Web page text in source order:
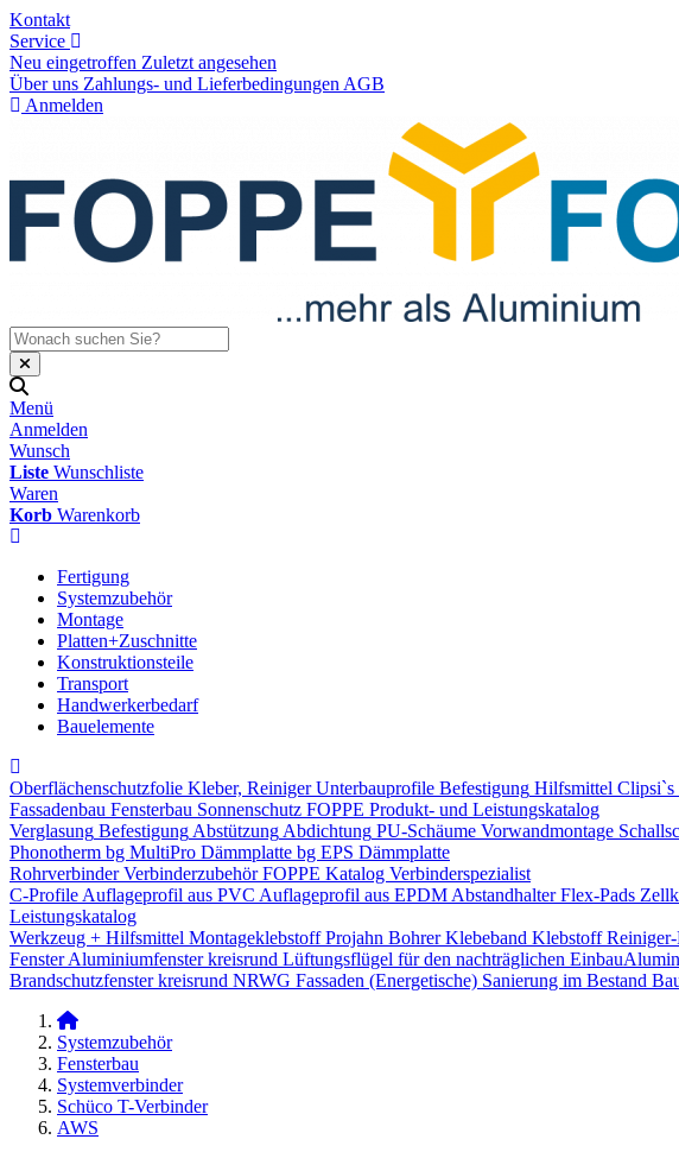
Kontakt
Service
Neu eingetroffen Zuletzt angesehen
Über uns Zahlungs- und Lieferbedingungen AGB
Anmelden
Menü
Anmelden
Wunsch
Liste Wunschliste
Waren
Korb Warenkorb
Fertigung
Systemzubehör
Montage
Platten+Zuschnitte
Konstruktionsteile
Transport
Handwerkerbedarf
Bauelemente
Oberflächenschutzfolie Kleber, Reiniger Unterbauprofile Befestigung Hilfsmittel Clipsi`s
Fassadenbau Fensterbau Sonnenschutz FOPPE Produkt- und Leistungskatalog
Verglasung Befestigung Abstützung Abdichtung PU-Schäume Vorwandmontage
Phonotherm bg MultiPro Dämmplatte bg EPS Dämmplatte
Rohrverbinder Verbinderzubehör FOPPE Katalog Verbinderspezialist
C-Profile Auflageprofil aus PVC Auflageprofil aus EPDM Abstandhalter Flex-Pads
Leistungskatalog
Werkzeug + Hilfsmittel Montageklebstoff Projahn Bohrer Klebeband Klebstoff
Fenster Aluminiumfenster kreisrund Lüftungsflügel für den nachträglichen Einbau​
Brandschutzfenster kreisrund NRWG Fassaden (Energetische) Sanierung im Bestand
Systemzubehör
Fensterbau
Systemverbinder
Schüco T-Verbinder
AWS